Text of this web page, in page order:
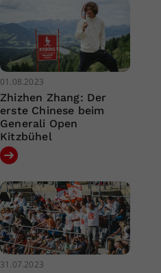
01.08.2023
Zhizhen Zhang: Der
erste Chinese beim
Generali Open
Kitzbühel
31.07.2023